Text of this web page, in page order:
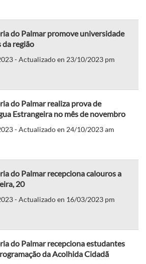
do Palmar promove universidade
da região
- Actualizado en 23/10/2023 pm
do Palmar realiza prova de
Estrangeira no mês de novembro
- Actualizado en 24/10/2023 am
do Palmar recepciona calouros a
20
- Actualizado en 16/03/2023 pm
do Palmar recepciona estudantes
da Acolhida Cidadã